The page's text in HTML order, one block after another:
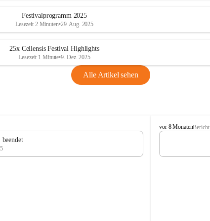
Festivalprogramm 2025
Lesezeit 2 Minuten•29. Aug. 2025
25x Cellensis Festival Highlights
Lesezeit 1 Minute•9. Dez. 2025
Alle Artikel sehen
C
e
l
vor 8 MonatenBericht